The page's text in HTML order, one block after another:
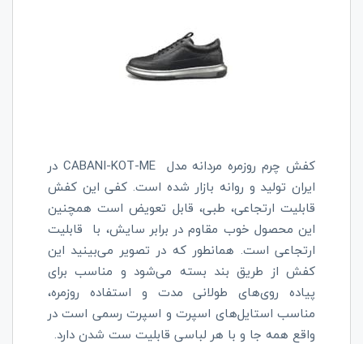
کفش چرم روزمره مردانه مدلCABANI-KOT-ME در
ایران تولید و روانه بازار شده است. کفی این کفش
قابلیت ارتجاعی، طبی، قابل تعویض است همچنین
این محصول خوب مقاوم در برابر سایش، با قابلیت
ارتجاعی است. همانطور که در تصویر می‌بینید این
کفش از طریق بند بسته می‌شود و مناسب برای
پیاده روی‌های طولانی مدت و استفاده روزمره،
مناسب استایل‌های اسپرت و اسپرت رسمی است در
واقع همه جا و با هر لباسی قابلیت ست شدن دارد.